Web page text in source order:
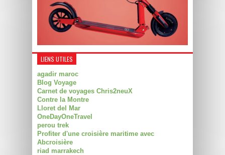
LIENS UTILES
agadir maroc
Blog Voyage
Carnet de voyages Chris2neuX
Contre la Montre
Lloret del Mar
OneDayOneTravel
perou trek
Profiter d'une croisière maritime avec
Abcroisière
riad marrakech